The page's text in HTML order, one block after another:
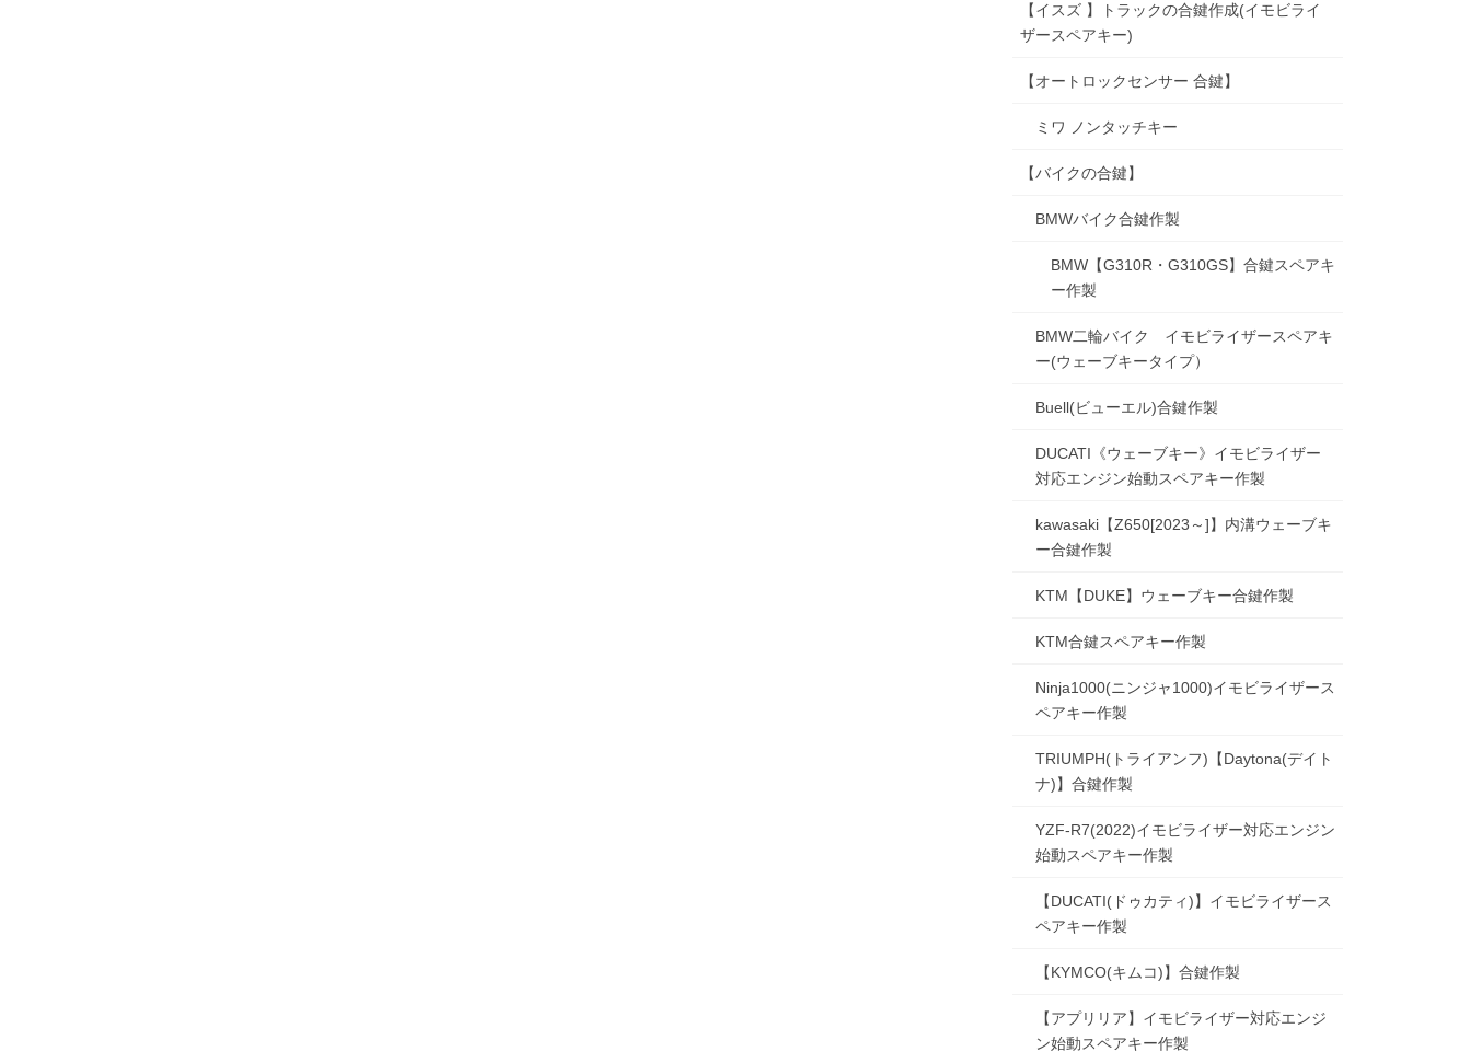
【イスズ 】トラックの合鍵作成(イモビライ
ザースペアキー)
【オートロックセンサー 合鍵】
ミワ ノンタッチキー
【バイクの合鍵】
BMWバイク合鍵作製
BMW【G310R・G310GS】合鍵スペアキ
ー作製
BMW二輪バイク イモビライザースペアキ
ー(ウェーブキータイプ）
Buell(ビューエル)合鍵作製
DUCATI《ウェーブキー》イモビライザー
対応エンジン始動スペアキー作製
kawasaki【Z650[2023～]】内溝ウェーブキ
ー合鍵作製
KTM【DUKE】ウェーブキー合鍵作製
KTM合鍵スペアキー作製
Ninja1000(ニンジャ1000)イモビライザース
ペアキー作製
TRIUMPH(トライアンフ)【Daytona(デイト
ナ)】合鍵作製
YZF-R7(2022)イモビライザー対応エンジン
始動スペアキー作製
【DUCATI(ドゥカティ)】イモビライザース
ペアキー作製
【KYMCO(キムコ)】合鍵作製
【アプリリア】イモビライザー対応エンジ
ン始動スペアキー作製